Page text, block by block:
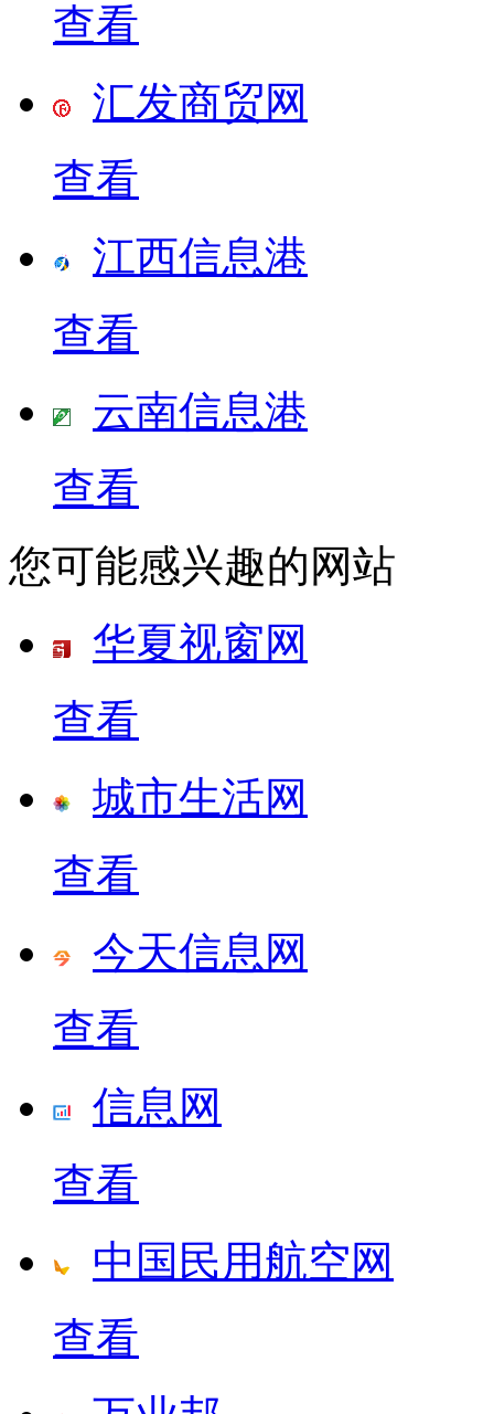
查看
汇发商贸网
查看
江西信息港
查看
云南信息港
查看
您可能感兴趣的网站
华夏视窗网
查看
城市生活网
查看
今天信息网
查看
信息网
查看
中国民用航空网
查看